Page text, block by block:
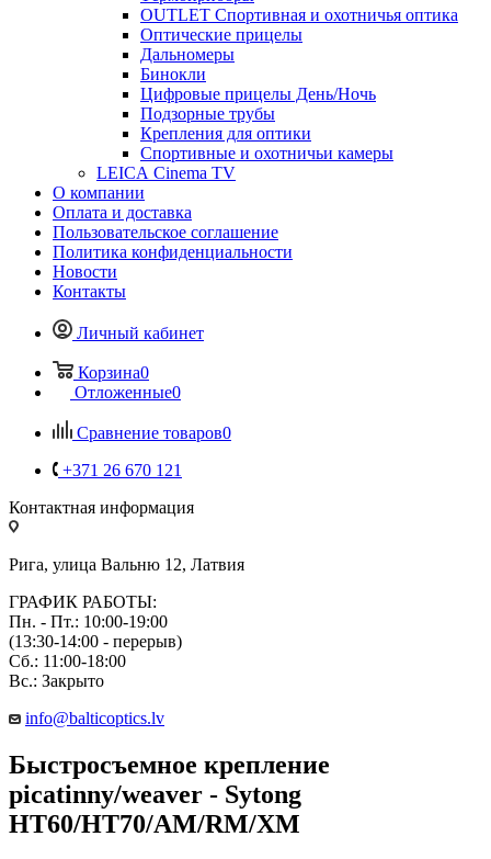
OUTLET Спортивная и охотничья оптика
Оптические прицелы
Дальномеры
Бинокли
Цифровые прицелы День/Ночь
Подзорные трубы
Крепления для оптики
Спортивные и охотничьи камеры
LEICA Cinema TV
О компании
Оплата и доставка
Пользовательское соглашение
Политика конфиденциальности
Новости
Контакты
Личный кабинет
Корзина0
Отложенные0
Сравнение товаров0
+371 26 670 121
Контактная информация
Рига, улица Вальню 12, Латвия
ГРАФИК РАБОТЫ:
Пн. - Пт.: 10:00-19:00
(13:30-14:00 - перерыв)
Сб.: 11:00-18:00
Вс.: Закрыто
info@balticoptics.lv
Быстросъемное крепление
picatinny/weaver - Sytong
HT60/HT70/AM/RM/XM